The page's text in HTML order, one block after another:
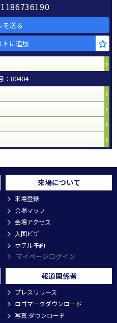
を送る
トに追加
：80404
来場について
来場登録
会場マップ
会場アクセス
入国ビザ
ホテル予約
マイページログイン
報道関係者
プレスリリース
ロゴマークダウンロード
写真 ダウンロード